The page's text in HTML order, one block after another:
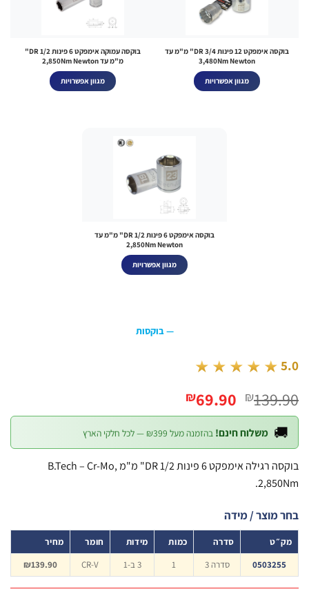
בוקסה אימפקט 12 פינות DR 3/4" מ"מ עד
3,480Nm Newton
מגוון אפשרויות
בוקסה עמוקה אימפקט 6 פינות DR 1/2"
מגוון אפשרויות
בוקסה אימפקט 6 פינות DR 1/2" מ"מ עד
2,850Nm Newton
מגוון אפשרויות
— בוקסות
★★★★★
₪ המחיר
המקורי
היה:
₪139.90.
₪69.90 המחיר
הנוכחי
הוא:
₪69.90.
משלוח חינם! בהזמנה מעל ₪399 — לכל חלקי הארץ
בוקסה רגילה אימפקט 6 פינות DR 1/2" מ"מ B.Tech – Cr-Mo,
מוצר / מידה
כמות מידות חומר
מחיר
סדרה 3 CR-V
₪139.90